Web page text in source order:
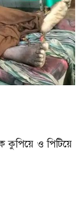
কুপিয়ে ও পিটিয়ে